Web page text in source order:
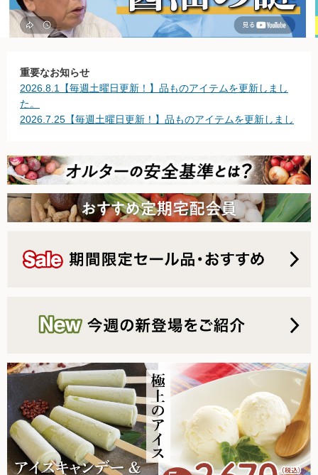
パスワードを忘れた方はこちら
新規一般会員登録
野菜
無農薬米・雑穀
無農薬豆
パン・蜂蜜・ジャム他
国産大豆の加工品
たまご・乳製品
水産品
冷蔵食品他
乾物
調味料
重要なお知らせ
2026.8.1【毎週土曜日更新！】品ものアイテムを更新しまし
た。
2026.7.25【毎週土曜日更新！】品ものアイテムを更新しまし
た。
2026.7.11【毎週土曜日更新！】品ものアイテムを更新しまし
た。
2026.7.4【毎週土曜日更新！】品ものアイテムを更新しまし
た。
2026.6.2 台風の影響について
2026.5.30【毎週土曜日更新！】品ものアイテムを更新しまし
た。
2026.5.23【毎週土曜日更新！】品ものアイテムを更新しまし
た。
2026.5.21 ヘルスアカデミー公式YTチャンネルにて、オルタ
ー代表・西川榮郎による対談動画公開中！